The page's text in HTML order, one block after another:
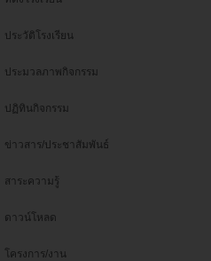
ประวัติโรงเรียน
ประมวลภาพกิจกรรม
ปฏิทินกิจกรรม
ข่าวสาร/ประชาสัมพันธ์
สาระความรู้
ดาวน์โหลด
โครงการ/งาน